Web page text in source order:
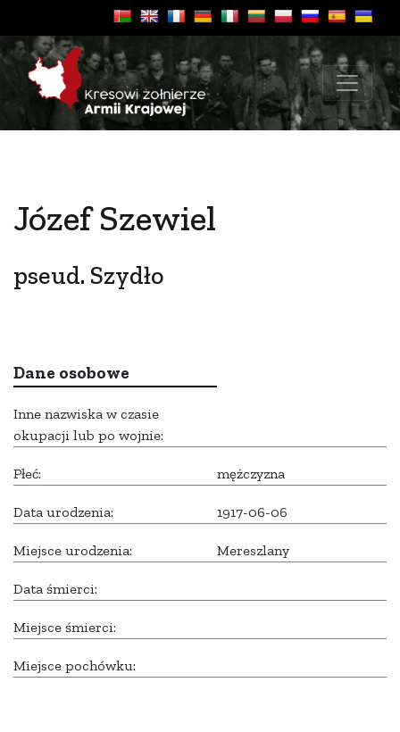
Józef Szewiel
pseud. Szydło
Dane osobowe
Inne nazwiska w czasie
okupacji lub po wojnie:
Płeć: mężczyzna
Data urodzenia: 1917-06-06
Miejsce urodzenia: Mereszlany
Data śmierci:
Miejsce śmierci:
Miejsce pochówku: